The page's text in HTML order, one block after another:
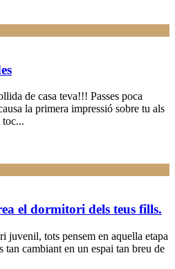
de casa teva!!! Passes poca
la primera impressió sobre tu als
el dormitori dels teus fills.
juvenil, tots pensem en aquella etapa
tan cambiant en un espai tan breu de